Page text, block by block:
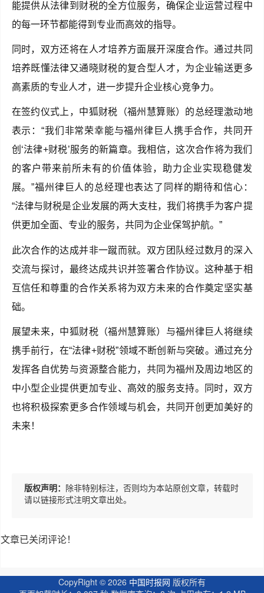
能提供从法律到财税的全方位服务，确保企业运营过程中
的每一环节都能得到专业而高效的指导。
同时，双方还将在人才培养方面展开深度合作。通过共同
培养既懂法律又通晓财税的复合型人才，为企业输送更多
高素质的专业人才，进一步提升企业核心竞争力。
在签约仪式上，中狐财税（福州慧算账）的总经理激动地
表示：“我们非常荣幸能与福州律巨人携手合作，共同开
创‘法律+财税’服务的新篇章。我相信，这次合作将为我们
的客户带来前所未有的价值体验，助力企业实现稳健发
展。”福州律巨人的总经理也表达了同样的期待和信心：
“法律与财税是企业发展的两大支柱，我们将携手为客户提
供更加全面、专业的服务，共同为企业保驾护航。”
此次合作的达成并非一蹴而就。双方团队经过数月的深入
交流与探讨，最终达成共识并签署合作协议。这种基于相
互信任和尊重的合作关系将为双方未来的合作奠定坚实基
础。
展望未来，中狐财税（福州慧算账）与福州律巨人将继续
携手前行，在“法律+财税”领域不断创新与突破。通过充分
发挥各自优势与资源整合能力，共同为福州及周边地区的
中小型企业提供更加专业、高效的服务支持。同时，双方
也将积极探索更多合作领域与机会，共同开创更加美好的
未来！
版权声明： 除非特别标注，否则均为本站原创文章，转载时
请以链接形式注明文章出处。
文章已关闭评论！
CopyRight © 2026 中国时报网 版权所有